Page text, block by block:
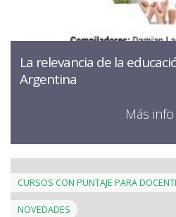
La relevancia de la
Argentina
Más info
CURSOS CON PUNTAJE PARA
NOVEDADES